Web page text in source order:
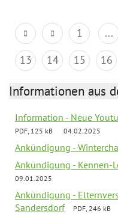
1 ...
13
14 15 16
Informationen aus
Information - Neue
PDF, 125 kB 04.02.2025
Ankündigung -
Ankündigung - Kennen-
09.01.2025
Ankündigung -
Sandersdorf
PDF, 246 kB